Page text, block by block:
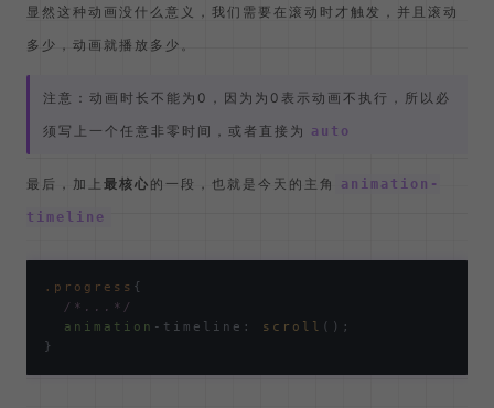
显然这种动画没什么意义，我们需要在滚动时才触发，并且滚动
多少，动画就播放多少。
注意：动画时长不能为0，因为为0表示动画不执行，所以必
须写上一个任意非零时间，或者直接为
auto
最后，加上 最核心 的一段，也就是今天的主角 animation-
timeline
.progress {
/*...*/
animation -timeline: scroll ();